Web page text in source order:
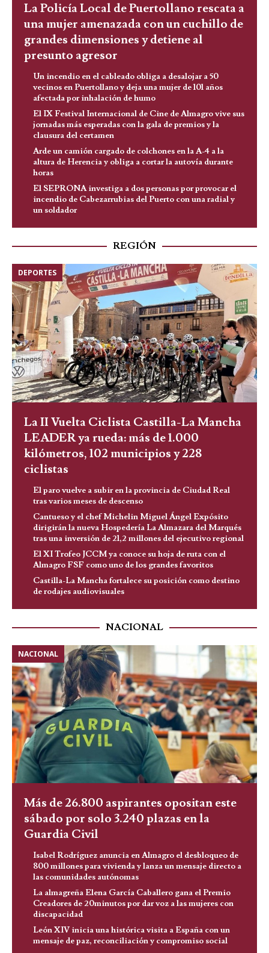
La Policía Local de Puertollano rescata a
una mujer amenazada con un cuchillo de
grandes dimensiones y detiene al
presunto agresor
Un incendio en el cableado obliga a desalojar a 50
vecinos en Puertollano y deja una mujer de 101 años
afectada por inhalación de humo
El IX Festival Internacional de Cine de Almagro vive sus
jornadas más esperadas con la gala de premios y la
clausura del certamen
Arde un camión cargado de colchones en la A-4 a la
altura de Herencia y obliga a cortar la autovía durante
horas
El SEPRONA investiga a dos personas por provocar el
incendio de Cabezarrubias del Puerto con una radial y
un soldador
REGIÓN
DEPORTES
La II Vuelta Ciclista Castilla-La Mancha
LEADER ya rueda: más de 1.000
kilómetros, 102 municipios y 228
ciclistas
El paro vuelve a subir en la provincia de Ciudad Real
tras varios meses de descenso
Cantueso y el chef Michelin Miguel Ángel Expósito
dirigirán la nueva Hospedería La Almazara del Marqués
tras una inversión de 21,2 millones del ejecutivo regional
El XI Trofeo JCCM ya conoce su hoja de ruta con el
Almagro FSF como uno de los grandes favoritos
Castilla-La Mancha fortalece su posición como destino
de rodajes audiovisuales
NACIONAL
NACIONAL
Más de 26.800 aspirantes opositan este
sábado por solo 3.240 plazas en la
Guardia Civil
Isabel Rodríguez anuncia en Almagro el desbloqueo de
800 millones para vivienda y lanza un mensaje directo a
las comunidades autónomas
La almagreña Elena García Caballero gana el Premio
Creadores de 20minutos por dar voz a las mujeres con
discapacidad
León XIV inicia una histórica visita a España con un
mensaje de paz, reconciliación y compromiso social